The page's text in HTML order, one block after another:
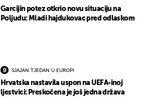
Garcijin potez otkrio novu situaciju na
Poljudu: Mladi hajdukovac pred odlaskom
SJAJAN TJEDAN U EUROPI
Hrvatska nastavila uspon na UEFA-inoj
ljestvici: Preskočena je još jedna država